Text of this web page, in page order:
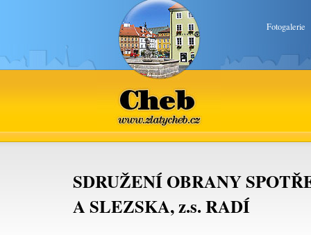
Fotogalerie
Cheb
www.zlatycheb.cz
SDRUŽENÍ OBRANY
A SLEZSKA, z.s. RADÍ